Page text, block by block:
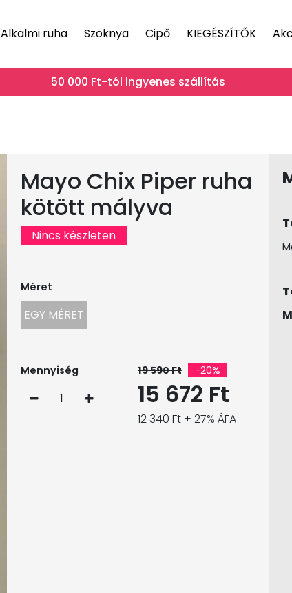
Alkalmi ruha Szoknya Cipő KIEGÉSZÍTŐK
50 000 Ft-tól ingyenes szállítás
Mayo Chix Piper ruha
kötött mályva
Nincs készleten
Méret
EGY MÉRET
Mennyiség
1
19 590 Ft -20%
15 672 Ft
12 340 Ft + 27% ÁFA